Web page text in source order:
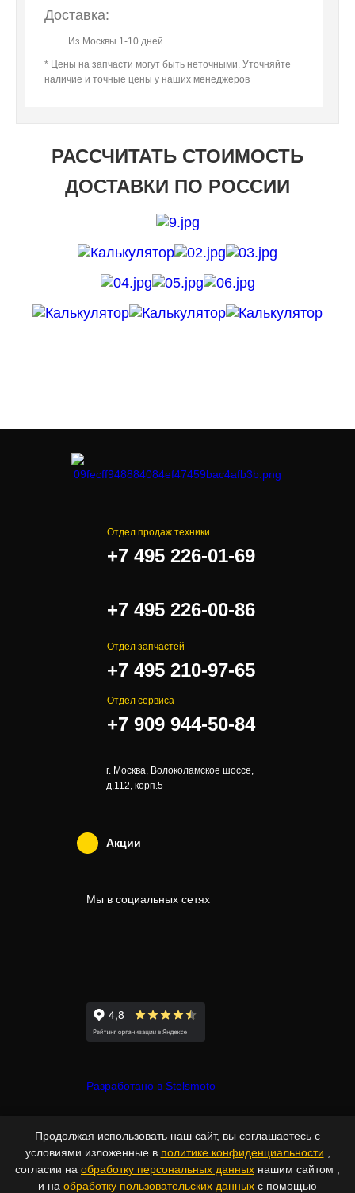
Доставка:
Из Москвы 1-10 дней
* Цены на запчасти могут быть неточными. Уточняйте
наличие и точные цены у наших менеджеров
РАССЧИТАТЬ СТОИМОСТЬ
ДОСТАВКИ ПО РОССИИ
Отдел продаж техники
+7 495 226-01-69
+7 495 226-00-86
Отдел запчастей
+7 495 210-97-65
Отдел сервиса
+7 909 944-50-84
г. Москва, Волоколамское шоссе,
д.112, корп.5
Акции
Мы в социальных сетях
Разработано в Stelsmoto
© Copyright 2007-2026 - Stelsmoto.
Все права защищены.www.stelsmoto.ru
Информация, размещенная на сайте, не является публичной
Продолжая использовать наш сайт, вы соглашаетесь с
условиями изложенные в политике конфиденциальности
согласии на обработку персональных данных нашим сайтом ,
и на обработку пользовательских данных с помощью